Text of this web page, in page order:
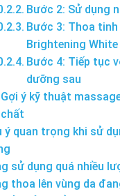
Bước 2: Sử dụng
Bước 3: Thoa
Brightening White
Bước 4: Tiếp tục
dưỡng sau
Gợi ý kỹ thuật
chất
ý quan trọng khi sử
sử dụng quá nhiều
thoa lên vùng da